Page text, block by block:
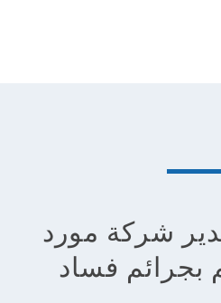
شركة مورد
بجرائم فساد